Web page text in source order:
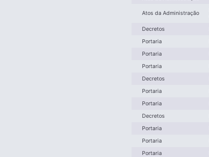
Atos da Administração
Decretos
Portaria
Portaria
Portaria
Decretos
Portaria
Portaria
Decretos
Portaria
Portaria
Portaria